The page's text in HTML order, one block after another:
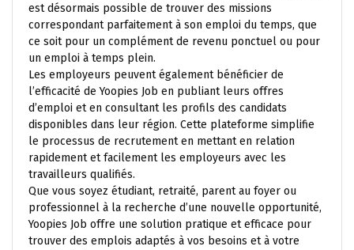
est désormais possible de trouver des missions
correspondant parfaitement à son emploi du temps, que
ce soit pour un complément de revenu ponctuel ou pour
un emploi à temps plein.
Les employeurs peuvent également bénéficier de
l’efficacité de Yoopies Job en publiant leurs offres
d’emploi et en consultant les profils des candidats
disponibles dans leur région. Cette plateforme simplifie
le processus de recrutement en mettant en relation
rapidement et facilement les employeurs avec les
travailleurs qualifiés.
Que vous soyez étudiant, retraité, parent au foyer ou
professionnel à la recherche d’une nouvelle opportunité,
Yoopies Job offre une solution pratique et efficace pour
trouver des emplois adaptés à vos besoins et à votre